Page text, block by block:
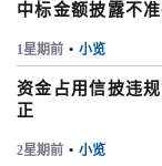
中标金额披露不
1星期前 • 小览
资金占用信披违
正
2星期前 • 小览